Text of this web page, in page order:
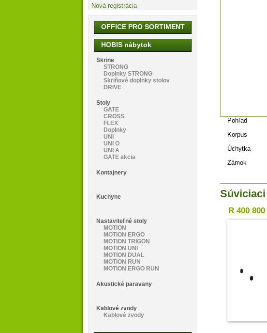
Pohľad
Korpus
Úchytka
Zámok
R 400 800
Nová registrácia
OFFICE PRO SORTIMENT
HOBIS nábytok
Skrine
STRONG
Doplnky STRONG
Skriňové doplnky stolov
DRIVE
Stoly
GATE
CROSS
FLEX
Doplnky
UNI
UNI O
UNI A
GATE akcia
Kontajnery
Kuchyne
Nastaviteľné stoly
MOTION
MOTION ERGO
MOTION TRIGON
MOTION UNI
MOTION DUAL
MOTION RUN
MOTION ERGO RUN
Akustické paravany
Kablové zvody
Kablové zvody